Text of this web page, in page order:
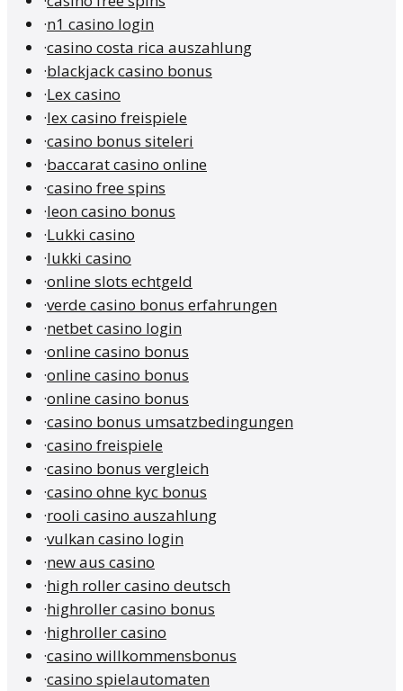
·n1 casino login
·casino costa rica auszahlung
·blackjack casino bonus
·Lex casino
·lex casino freispiele
·casino bonus siteleri
·baccarat casino online
·casino free spins
·leon casino bonus
·Lukki casino
·lukki casino
·online slots echtgeld
·verde casino bonus erfahrungen
·netbet casino login
·online casino bonus
·online casino bonus
·online casino bonus
·casino bonus umsatzbedingungen
·casino freispiele
·casino bonus vergleich
·casino ohne kyc bonus
·rooli casino auszahlung
·vulkan casino login
·new aus casino
·high roller casino deutsch
·highroller casino bonus
·highroller casino
·casino willkommensbonus
·casino spielautomaten